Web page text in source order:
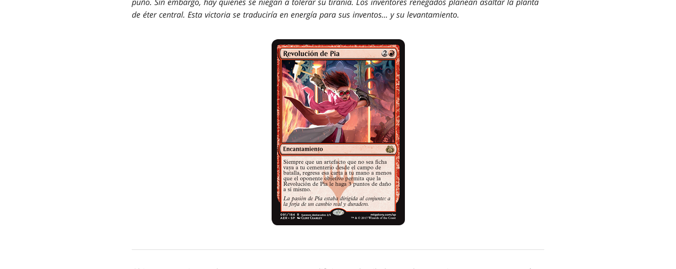
de éter central. Esta victoria se traduciría en energía para sus inventos... y su levantamiento.